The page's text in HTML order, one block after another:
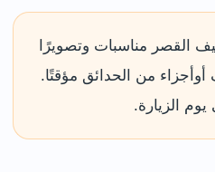
القصر مناسبات وتصويرًا
من الحدائق مؤقتًا.
الزيارة.